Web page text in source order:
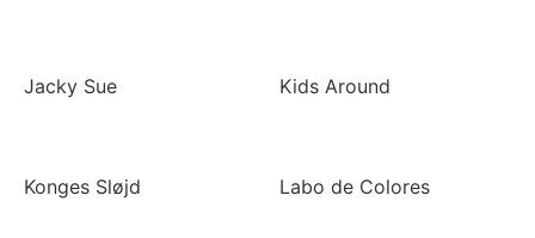
Jacky Sue Kids Around
Konges Sløjd Labo de Colores